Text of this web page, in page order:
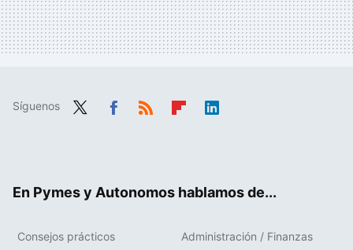
Síguenos
En Pymes y Autonomos hablamos de...
Consejos prácticos Administración / Finanzas